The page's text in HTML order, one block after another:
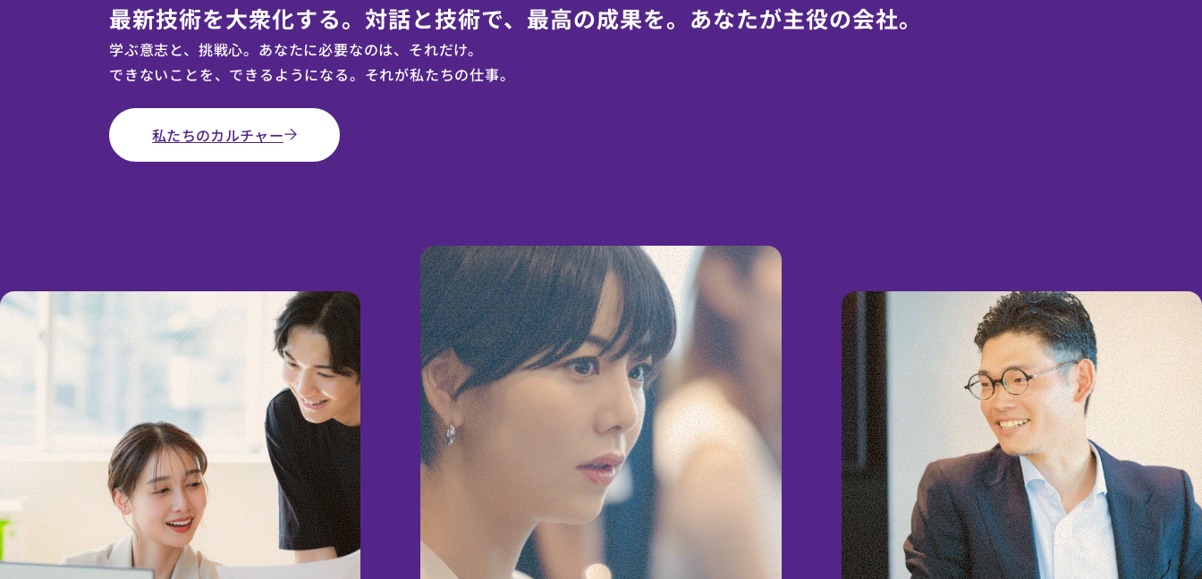
最新技術を大衆化する。対話と技術で、最高の成果を。 あなたが主役の会社。
学ぶ意志と、挑戦心。あなたに必要なのは、それだけ。
できないことを、できるようになる。 それが私たちの仕事。
私たちのカルチャー